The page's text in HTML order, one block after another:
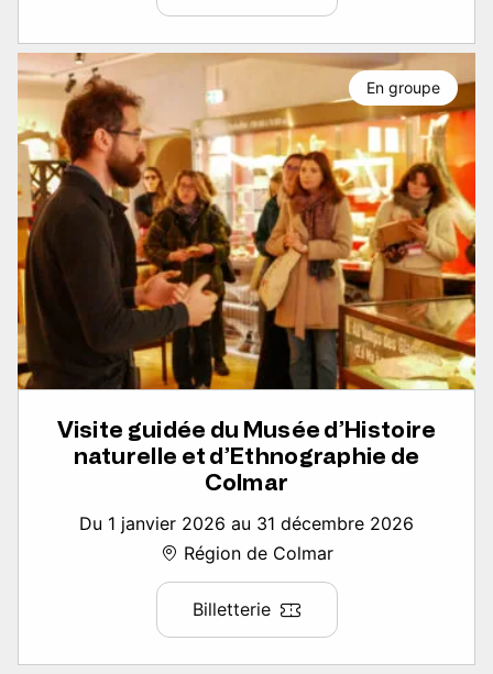
Visite guidée du Musée d’Histoire
naturelle et d’Ethnographie de
Colmar
Du 1 janvier 2026 au 31 décembre 2026
Région de Colmar
Billetterie
En groupe